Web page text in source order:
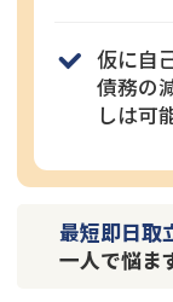
仮に自
債務の
しは可
最短即日取
一人で悩ま